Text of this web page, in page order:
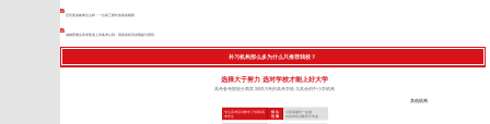
宜宾复读效果怎么样：一位高三家长的真实观察
成都普通生高考复读上岸备考心得：用真实经历讲透提分密码
补习机构那么多为什么只推荐我校？
选择大于努力 选对学校才能上好大学
高考备考院校分两类 深耕川考的高考学校 与其余的中小学机构
其他机构
专注高考应试教学 只招收高
考学生
招 生
范 围
小初高辅导一起做
对高考应试教学不专业